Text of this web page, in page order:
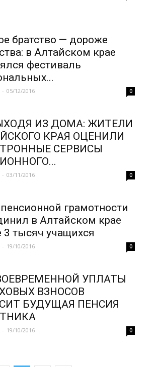
братство — дороже
в Алтайском крае
фестиваль
- 05/12/2016 0
ИЗ ДОМА: ЖИТЕЛИ
КРАЯ ОЦЕНИЛИ
СЕРВИСЫ
- 03/11/2016 0
грамотности
в Алтайском крае
3 тысяч учащихся
- 19/10/2016 0
УПЛАТЫ
ВЗНОСОВ
БУДУЩАЯ ПЕНСИЯ
- 19/10/2016 0